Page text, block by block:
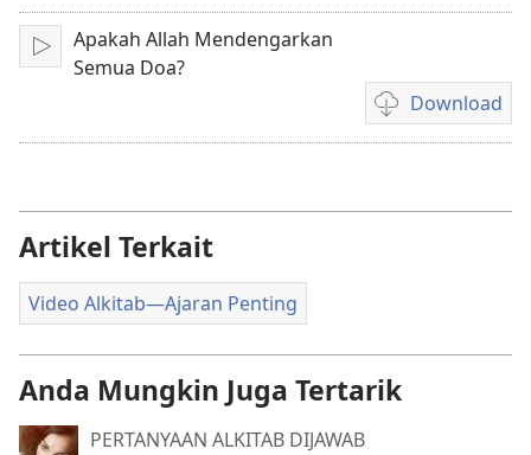
Mainkan
Apakah Allah Mendengarkan
Semua Doa?
Download
Pilihan
download
Artikel Terkait
Video Alkitab​—Ajaran Penting
Anda Mungkin Juga Tertarik
PERTANYAAN ALKITAB DIJAWAB